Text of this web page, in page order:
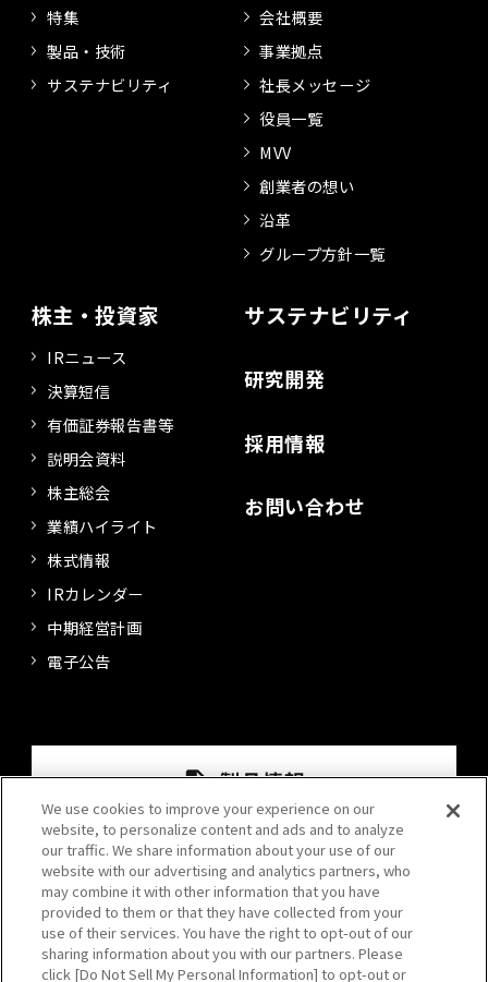
特集
製品・技術
サステナビリティ
会社概要
事業拠点
社長メッセージ
役員一覧
MVV
創業者の想い
沿革
グループ方針一覧
株主・投資家
IRニュース
決算短信
有価証券報告書等
説明会資料
株主総会
業績ハイライト
株式情報
IRカレンダー
中期経営計画
電子公告
サステナビリティ
研究開発
採用情報
お問い合わせ
We use cookies to improve your experience on our
website, to personalize content and ads and to analyze
our traffic. We share information about your use of our
website with our advertising and analytics partners, who
may combine it with other information that you have
provided to them or that they have collected from your
use of their services. You have the right to opt-out of our
sharing information about you with our partners. Please
click [Do Not Sell My Personal Information] to opt-out or